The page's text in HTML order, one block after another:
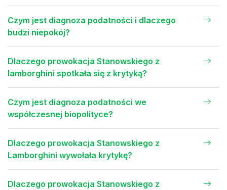
Czym jest diagnoza podatności i dlaczego
budzi niepokój?
Dlaczego prowokacja Stanowskiego z
lamborghini spotkała się z krytyką?
Czym jest diagnoza podatności we
współczesnej biopolityce?
Dlaczego prowokacja Stanowskiego z
Lamborghini wywołała krytykę?
Dlaczego prowokacja Stanowskiego z